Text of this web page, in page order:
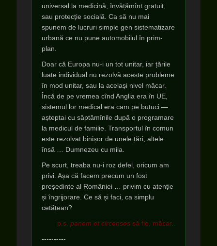
universal la medicină, învățămînt gratuit,
sau protecție socială. Ca să nu mai
spunem de lucruri simple gen sistematizare
urbană ce nu pune automobilul în prim-
plan.
Doar că Europa nu-i un tot unitar, iar țările
luate individual nu rezolvă aceste probleme
în mod unitar, sau la același nivel măcar.
Încă de pe vremea cînd Anglia era în UE,
sistemul lor medical era cam pe butuci —
așteptai cu săptămînile după o programare
la medicul de familie. Transportul în comun
este rezolvat binișor de unele țări, altele
însă … Dumnezeu cu mila.
Pe scurt, treaba nu-i roz defel, oricum am
privi. Așa că facem precum un fost
președinte al României … privim cu atenție
și îngrijorare. Ce să și faci, ca simplu
cetățean?
p.s. panem et circenses să fie, măcar..
----------